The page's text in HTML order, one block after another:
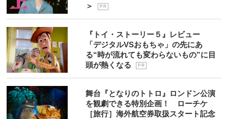
＞ P R
『トイ・ストーリー５』レビュー
「デジタルVSおもちゃ」の先にあ
る“時が流れても変わらないもの”に目
頭が熱くなる
P R
舞台『となりのトトロ』ロンドン公演
を観劇できる特別企画！ ローチケ
［旅行］海外航空券取扱スタート記念